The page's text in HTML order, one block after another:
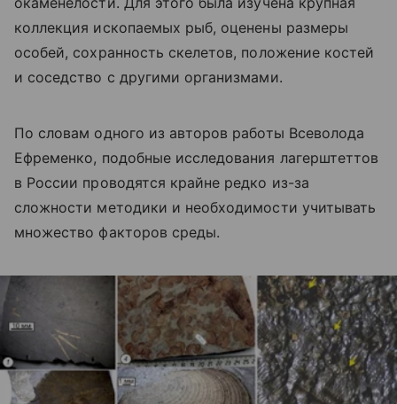
коллекция ископаемых рыб, оценены размеры
особей, сохранность скелетов, положение костей
и соседство с другими организмами.
По словам одного из авторов работы Всеволода
Ефременко, подобные исследования лагерштеттов
в России проводятся крайне редко из-за
сложности методики и необходимости учитывать
множество факторов среды.